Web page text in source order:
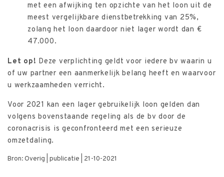
met een afwijking ten opzichte van het loon uit de
meest vergelijkbare dienstbetrekking van 25%,
zolang het loon daardoor niet lager wordt dan €
47.000.
Let op! Deze verplichting geldt voor iedere bv waarin u
of uw partner een aanmerkelijk belang heeft en waarvoor
u werkzaamheden verricht.
Voor 2021 kan een lager gebruikelijk loon gelden dan
volgens bovenstaande regeling als de bv door de
coronacrisis is geconfronteerd met een serieuze
omzetdaling.
Bron: Overig | publicatie | 21-10-2021